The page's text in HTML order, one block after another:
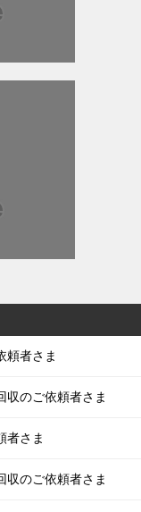
頼者さま
収のご依頼者さま
者さま
収のご依頼者さま